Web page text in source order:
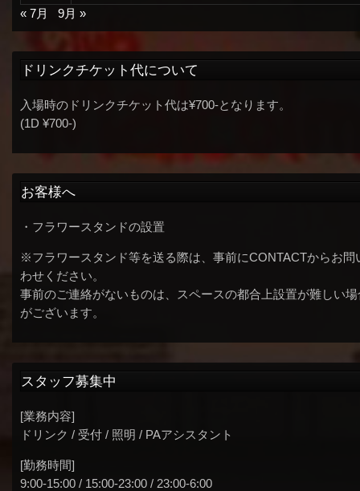
« 7月
9月 »
ドリンクチケット代について
入場時のドリンクチケット代は¥700-となります。
(1D ¥700-)
お客様へ
・フラワースタンドの設置
※フラワースタンド等を送る際は、事前にCONTACTからお問
わせください。
事前のご連絡がないものは、スペースの都合上設置が難しい場
がございます。
スタッフ募集中
[業務内容]
ドリンク / 受付 / 照明 / PAアシスタント
[勤務時間]
9:00-15:00 / 15:00-23:00 / 23:00-6:00